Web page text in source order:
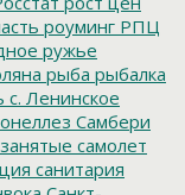
роуминг РПЦ
ружье
рыба рыбалка
с. Ленинское
Самбери
самолет
санитария